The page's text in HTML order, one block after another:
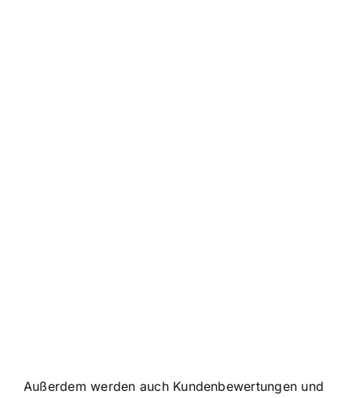
Außerdem werden auch Kundenbewertungen und